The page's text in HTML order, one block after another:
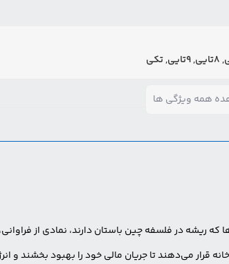
همه ویژگی ها
در فلسفه چین باستان دارند، نمادی از
می‌دهند تا جریان مالی خود را بهبود بخشند و